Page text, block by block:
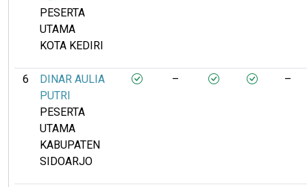
PESERTA
UTAMA
KOTA KEDIRI
6
DINAR AULIA
PUTRI
PESERTA
UTAMA
KABUPATEN
SIDOARJO
– –